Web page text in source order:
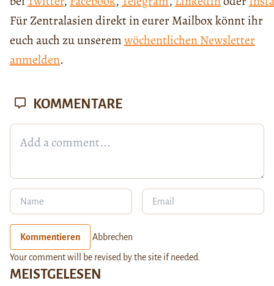
Für Zentralasien direkt in eurer Mailbox könnt ihr
euch auch zu unseremwöchentlichen Newsletter
anmelden.
MEISTGELESEN
KOMMENTARE
Kommentieren Abbrechen
Your comment will be revised by the site if needed.